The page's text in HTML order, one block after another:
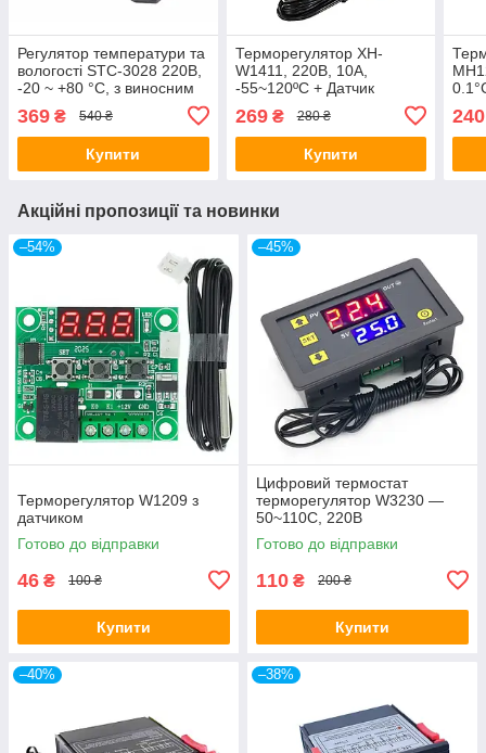
Регулятор температури та
вологості STC-3028 220В,
-20 ~ +80 °C, з виносним
369 ₴ 540 ₴
Купити
Терморегулятор XH-
W1411, 220В, 10А,
-55~120ºC + Датчик
269₴ 280 ₴
Купити
240
Акційні пропозиції та новинки
–54%
Терморегулятор W1209 з
датчиком
Готово до відправки
46 ₴ 100 ₴
Купити
–45%
Цифровий термостат
терморегулятор W3230 —
50~110С, 220В
Готово до відправки
110 ₴ 200 ₴
Купити
–40% –38%